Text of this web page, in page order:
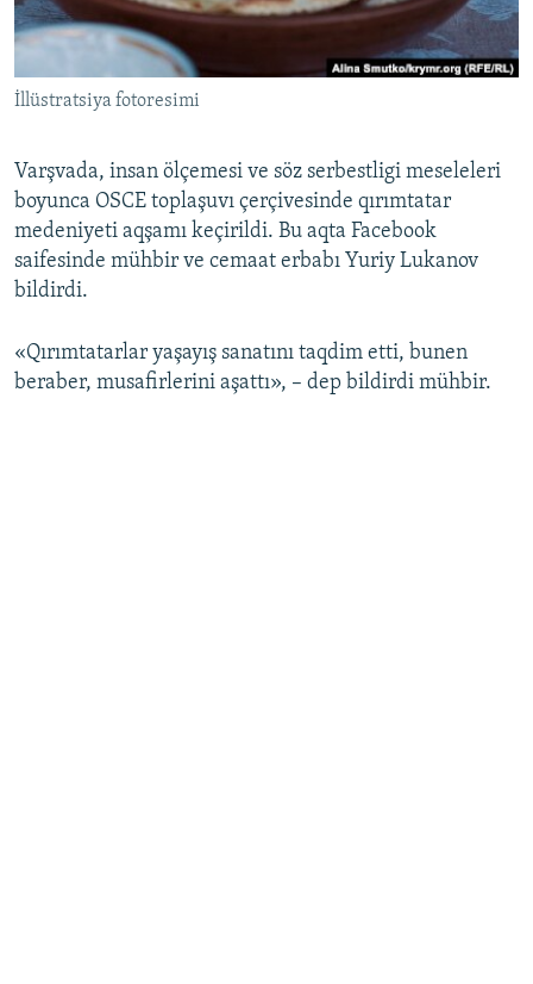
Русский
Українською
RFE/RS bütün saytları
İllüstratsiya fotoresimi
Varşvada, insan ölçemesi ve söz serbestligi meseleleri
boyunca OSCE toplaşuvı çerçivesinde qırımtatar
medeniyeti aqşamı keçirildi. Bu aqta Facebook
saifesinde mühbir ve cemaat erbabı Yuriy Lukanov
bildirdi.
«Qırımtatarlar yaşayış sanatını taqdim etti, bunen
beraber, musafirlerini aşattı», – dep bildirdi mühbir.